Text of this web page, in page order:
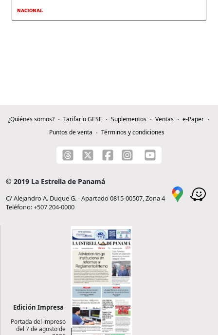
NACIONAL
¿Quiénes somos? Tarifario GESE Suplementos Ventas
e-Paper
Puntos de venta
Términos y condiciones
© 2019 La Estrella de Panamá
C/ Alejandro A. Duque G. - Apartado 0815-00507, Zona 4
Teléfono: +507 204-0000
Edición Impresa
Portada del impreso
del 7 de agosto de